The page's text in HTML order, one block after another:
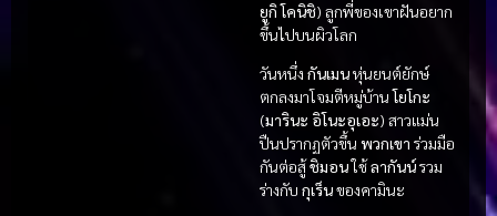
ยูกิ โคนิชิ) ลูกพี่ของเขาฝันอยาก
ขึ้นไปบนผิวโลก
วันหนึ่ง กันเมนหุ่นยนต์ยักษ์
ตกลงมาโจมตีหมู่บ้านโยโกะ
(มารินะ อิโนะอุเอะ) สาวแม่น
ปืนปรากฏตัวขึ้น พวกเขา ร่วมมือ
กันต่อสู้ชิมอนใช้ลากันน์รวม
ร่างกับ กุเร็นของคามินะ